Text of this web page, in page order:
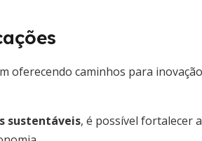
oferecendo caminhos para
sustentáveis, é possível fortalecer